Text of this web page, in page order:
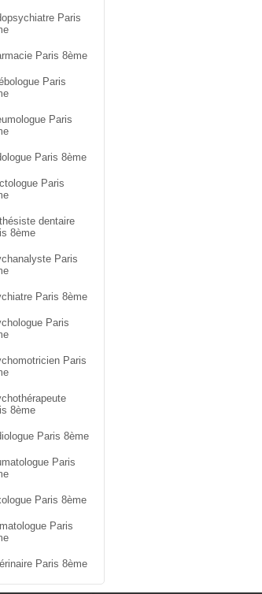
Paris
Paris 8ème
Paris
Paris
Paris 8ème
Paris
dentaire
8ème
Paris
Paris 8ème
Paris
Paris
8ème
Paris 8ème
Paris
Paris 8ème
Paris
Paris 8ème